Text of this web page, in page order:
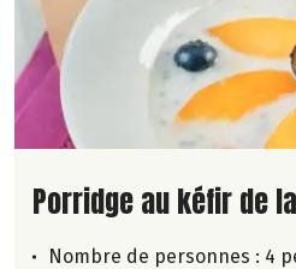
Lire la suite de la
Porridge au kéfir de
Nombre de personnes : 4